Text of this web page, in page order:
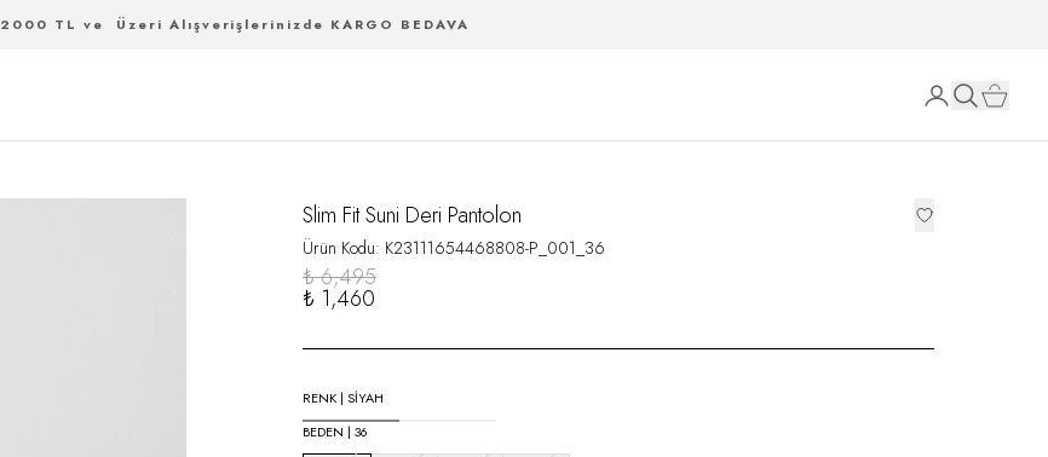
2000 TL ve Üzeri Alışverişlerinizde KARGO BEDAVA
Slim Fit Suni Deri Pantolon
Ürün Kodu: K23111654468808-P_001_36
₺ 6,495
₺ 1,460
RENK | SIYAH
BEDEN | 36